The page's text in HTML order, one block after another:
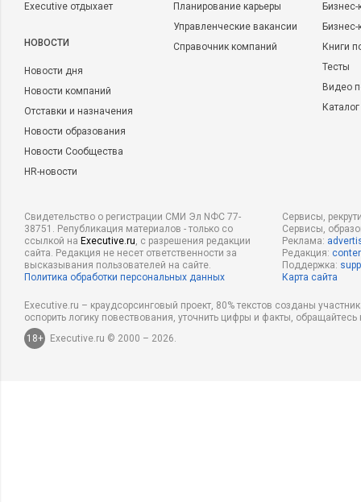
Executive отдыхает
НОВОСТИ
Новости дня
Новости компаний
Отставки и назначения
Новости образования
Новости Сообщества
HR-новости
Планирование карьеры
Управленческие вакансии
Справочник компаний
Бизнес-
Книги
Тесты
Видео
Свидетельство о регистрации СМИ Эл NФС 77-
38751. Републикация материалов - только со
ссылкой на Executive.ru, с разрешения редакции
сайта. Редакция не несет ответственности за
высказывания пользователей на сайте.
Политика обработки персональных данных
Сервисы,
Сервисы,
Реклама:
Редакция:
Поддержка:
Карта сайта
Executive.ru – краудсорсинговый проект, 80% текстов созданы
оспорить логику повествования, уточнить цифры и факты,
18+
Executive.ru © 2000 – 2026.